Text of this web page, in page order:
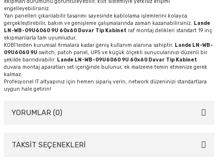
engelleyebilirsiniz.
Yan panelleri çıkarılabilir tasarımı sayesinde kablolama işlemlerini kolayca
gerçekleştirebilir, bakım ve genişleme çalışmalarında zaman kazanabilirsiniz. Lande
LN-WB-09U6060 9U 60x60 Duvar Tip Kabinet raf montaj delikleri standart 19 inç
ekipmanlarla tam uyumludur.
KOBİ'lerden kurumsal firmalara kadar geniş kullanım alanına sahiptir. Lande LN-WB-
09U6060 9U switch, patch panel, UPS ve küçük ölçekli sunucularınızı düzenli bir
şekilde barındırabilir. Lande LN-WB-09U6060 9U 60x60 Duvar Tip Kabinet
duvara montaj aparatları set içeriğinde bulunur, ek malzeme temin etmenize gerek
kalmaz.
Profesyonel IT altyapınız için hemen sipariş verin, network düzeninizi standartlara
uygun hale getirin!
YORUMLAR (0)
Bu ürüne ilk yorumu siz yapın!
TAKSİT SEÇENEKLERİ